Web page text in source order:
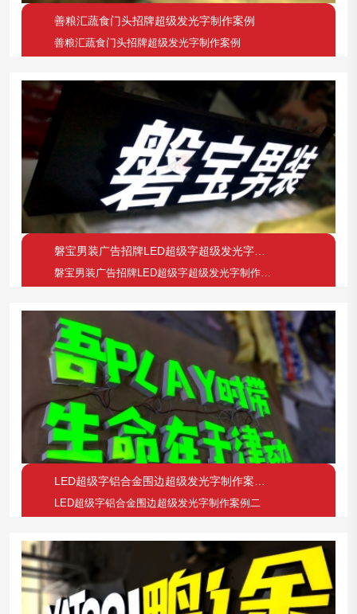
善粮汇蔬食门头招牌超级发光字制作案例
善粮汇蔬食门头招牌超级发光字制作案例
磐宝男装广告招牌LED超级字超级发光字制作案例
磐宝男装广告招牌LED超级字超级发光字制作案例
LED超级字铝合金围边超级发光字制作案例二
LED超级字铝合金围边超级发光字制作案例二